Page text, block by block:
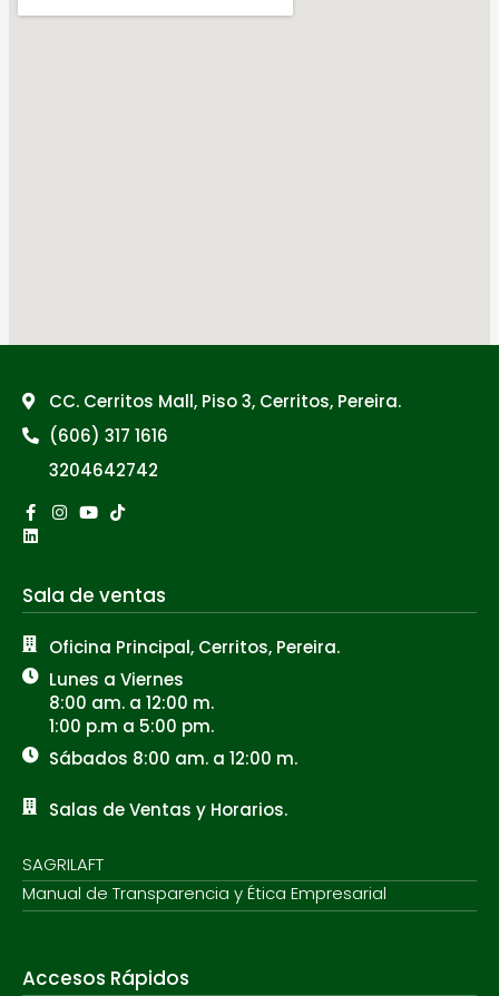
CC. Cerritos Mall, Piso 3, Cerritos, Pereira.
(606) 317 1616
3204642742
Facebook-
f
Instagram
Youtube
Tiktok
Linkedin
Sala de ventas
Oficina Principal, Cerritos, Pereira.
Lunes a Viernes
8:00 am. a 12:00 m.
1:00 p.m a 5:00 pm.
Sábados 8:00 am. a 12:00 m.
Salas de Ventas y Horarios.
SAGRILAFT
Manual de Transparencia y Ética Empresarial
Accesos Rápidos